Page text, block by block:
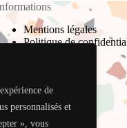
de
personnalisés et
», vous
Mentions légales
Politique de
d’informations